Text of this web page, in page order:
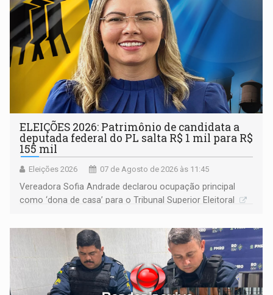
ELEIÇÕES 2026: Patrimônio de candidata a
deputada federal do PL salta R$ 1 mil para R$
155 mil
Eleições 2026 07 de Agosto de 2026 às 11:45
Vereadora Sofia Andrade declarou ocupação principal
como ‘dona de casa’ para o Tribunal Superior Eleitoral